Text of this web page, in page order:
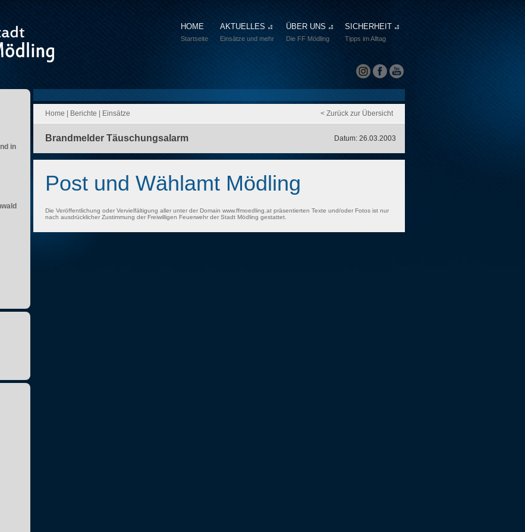
HOME
Startseite
AKTUELLES
Einsätze und mehr
ÜBER UNS
Die FF Mödling
SICHERHEIT
Tipps im Alltag
Home Berichte Einsätze < Zurück zur Übersicht
Brandmelder Täuschungsalarm Datum: 26.03.2003
Post und Wählamt Mödling
Die Veröffentlichung oder Vervielfältigung aller unter der Domain www.ffmoedling.at präsentierten Texte und/oder Fotos ist nur
nach ausdrücklicher Zustimmung der Freiwilligen Feuerwehr der Stadt Mödling gestattet.
in